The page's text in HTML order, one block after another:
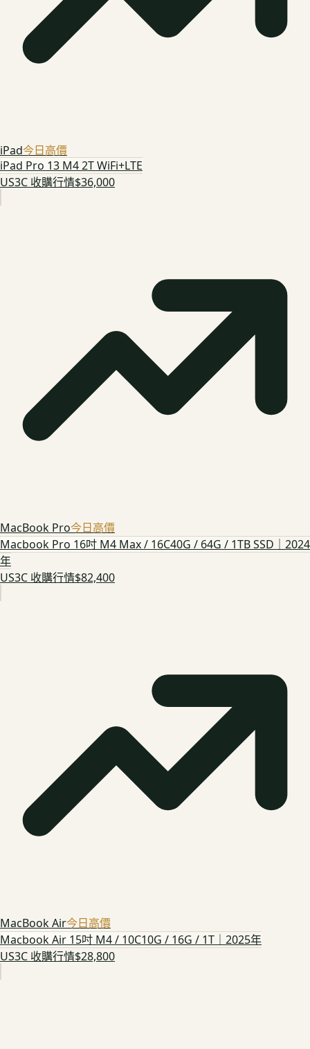
iPad今日高價
iPad Pro 13 M4 2T WiFi+LTE
US3C 收購行情$36,000
MacBook Pro今日高價
Macbook Pro 16吋 M4 Max / 16C40G / 64G / 1TB SSD｜2024
年
US3C 收購行情$82,400
MacBook Air今日高價
Macbook Air 15吋 M4 / 10C10G / 16G / 1T｜2025年
US3C 收購行情$28,800